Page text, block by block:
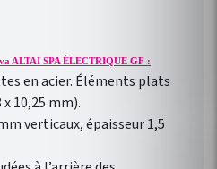
ALTAI SPA ÉLECTRIQUE GF :
en acier. Éléments plats
10,25 mm).
verticaux, épaisseur 1,5